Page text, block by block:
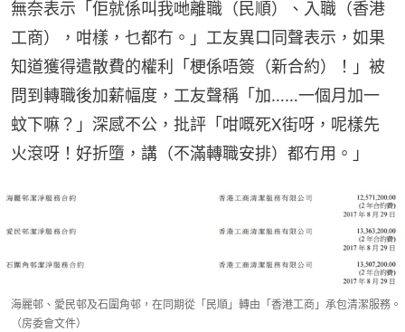
無奈表示「佢就係叫我哋離職（民順）、入職（香港
工商），咁樣，乜都冇。」工友異口同聲表示，如果
知道獲得遣散費的權利「梗係唔簽（新合約）！」被
問到轉職後加薪幅度，工友聲稱「加……一個月加一
蚊下嘛？」深感不公，批評「咁嘅死X街呀，呢樣先
火滾呀！好折墮，講（不滿轉職安排）都冇用。」
海麗邨、愛民邨及石圍角邨，在同期從「民順」轉由「香港工商」承包清潔服務。
（房委會文件）